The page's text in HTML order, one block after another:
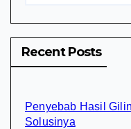
Recent Posts
Penyebab Hasil
Solusinya